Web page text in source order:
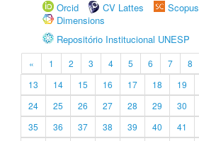
Orcid
CV Lattes Scopus
Dimensions
Repositório Institucional UNESP
« 1 2 3 4 5 6 7 8
13
14 15 16 17 18 19
24
25 26 27 28 29 30
35
36 37 38 39 40 41